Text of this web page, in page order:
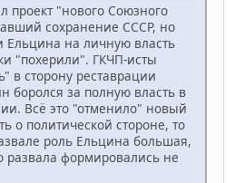
проект "нового Союзного
сохранение СССР, но
на личную власть
"похерили". ГКЧП-исты
в сторону реставрации
боролся за полную власть в
Всё это "отменило" новый
о политической стороне, то
роль Ельцина большая,
развала формировались не